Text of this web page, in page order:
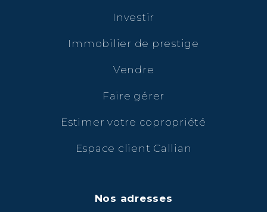
Investir
Immobilier de prestige
Vendre
Faire gérer
Estimer votre copropriété
Espace client Callian
Nos adresses